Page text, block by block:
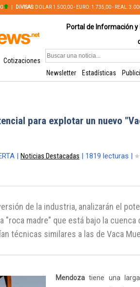
DIVISAS: DOLAR 1.500,00 - EURO: 1.735,00 - REAL:
Portal de Información
Cotizaciones
Newsletter
Estadísticas
para explotar un nuevo
| Noticias Destacadas | 1819 lecturas |
de la industria, analizarán el
"roca madre" que está bajo la cuenca
técnicas similares a las de Vaca
Mendozatiene una